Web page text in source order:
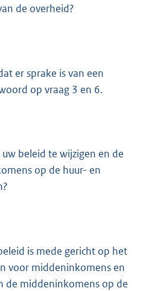
de overheid?
er sprake is van een
op vraag 3 en 6.
beleid te wijzigen en de
op de huur- en
is mede gericht op het
voor middeninkomens en
de middeninkomens op de